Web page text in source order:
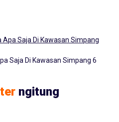
Saja Di Kawasan Simpang 6
ngitung